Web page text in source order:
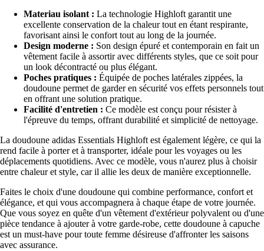
Materiau isolant : La technologie Highloft garantit une
excellente conservation de la chaleur tout en étant respirante,
favorisant ainsi le confort tout au long de la journée.
Design moderne : Son design épuré et contemporain en fait un
vêtement facile à assortir avec différents styles, que ce soit pour
un look décontracté ou plus élégant.
Poches pratiques : Équipée de poches latérales zippées, la
doudoune permet de garder en sécurité vos effets personnels tout
en offrant une solution pratique.
Facilité d'entretien : Ce modèle est conçu pour résister à
l'épreuve du temps, offrant durabilité et simplicité de nettoyage.
La doudoune adidas Essentials Highloft est également légère, ce qui la
rend facile à porter et à transporter, idéale pour les voyages ou les
déplacements quotidiens. Avec ce modèle, vous n'aurez plus à choisir
entre chaleur et style, car il allie les deux de manière exceptionnelle.
Faites le choix d'une doudoune qui combine performance, confort et
élégance, et qui vous accompagnera à chaque étape de votre journée.
Que vous soyez en quête d'un vêtement d'extérieur polyvalent ou d'une
pièce tendance à ajouter à votre garde-robe, cette doudoune à capuche
est un must-have pour toute femme désireuse d'affronter les saisons
avec assurance.